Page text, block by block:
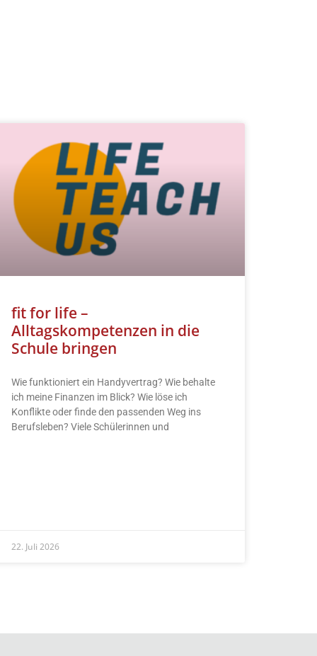
fit for life –
Alltagskompetenzen in die
Schule bringen
Wie funktioniert ein Handyvertrag? Wie behalte
ich meine Finanzen im Blick? Wie löse ich
Konflikte oder finde den passenden Weg ins
Berufsleben? Viele Schülerinnen und
22. Juli 2026